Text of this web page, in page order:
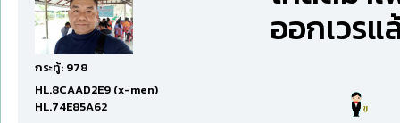
กระทู้: 978
HL.8CAAD2E9 (x-men)
HL.74E85A62
ออกเวรแ